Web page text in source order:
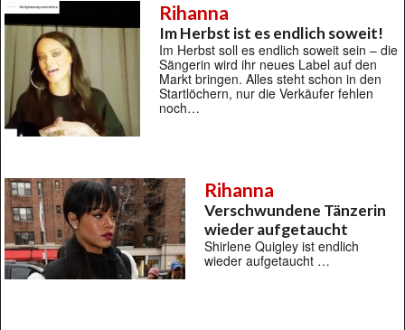
Rihanna
Im Herbst ist es endlich soweit!
Im Herbst soll es endlich soweit sein – die
Sängerin wird ihr neues Label auf den
Markt bringen. Alles steht schon in den
Startlöchern, nur die Verkäufer fehlen
noch…
Rihanna
Verschwundene Tänzerin
wieder aufgetaucht
Shirlene Quigley ist endlich
wieder aufgetaucht …